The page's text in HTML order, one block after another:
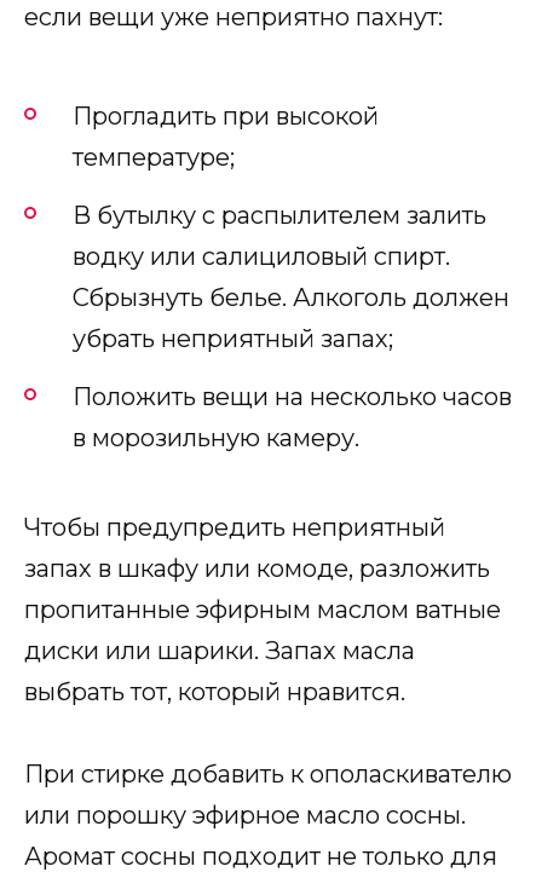
если вещи уже неприятно пахнут:
Прогладить при высокой
температуре;
В бутылку с распылителем залить
водку или салициловый спирт.
Сбрызнуть белье. Алкоголь должен
убрать неприятный запах;
Положить вещи на несколько часов
в морозильную камеру.
Чтобы предупредить неприятный
запах в шкафу или комоде, разложить
пропитанные эфирным маслом ватные
диски или шарики. Запах масла
выбрать тот, который нравится.
При стирке добавить к ополаскивателю
или порошку эфирное масло сосны.
Аромат сосны подходит не только для